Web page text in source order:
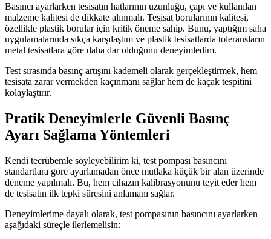
Basıncı ayarlarken tesisatın hatlarının uzunluğu, çapı ve kullanılan
malzeme kalitesi de dikkate alınmalı. Tesisat borularının kalitesi,
özellikle plastik borular için kritik öneme sahip. Bunu, yaptığım saha
uygulamalarında sıkça karşılaştım ve plastik tesisatlarda toleransların
metal tesisatlara göre daha dar olduğunu deneyimledim.
Test sırasında basınç artışını kademeli olarak gerçekleştirmek, hem
tesisata zarar vermekden kaçınmanı sağlar hem de kaçak tespitini
kolaylaştırır.
Pratik Deneyimlerle Güvenli Basınç
Ayarı Sağlama Yöntemleri
Kendi tecrübemle söyleyebilirim ki, test pompası basıncını
standartlara göre ayarlamadan önce mutlaka küçük bir alan üzerinde
deneme yapılmalı. Bu, hem cihazın kalibrasyonunu teyit eder hem
de tesisatın ilk tepki süresini anlamanı sağlar.
Deneyimlerime dayalı olarak, test pompasının basıncını ayarlarken
aşağıdaki süreçle ilerlemelisin: